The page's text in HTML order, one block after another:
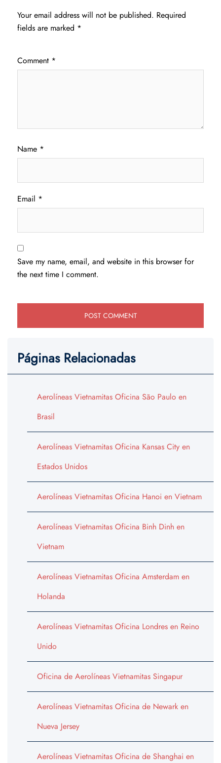
Your email address will not be published. Required
fields are marked *
Comment *
Name *
Email *
Save my name, email, and website in this browser for
the next time I comment.
Páginas Relacionadas
Aerolíneas Vietnamitas Oficina São Paulo en
Brasil
Aerolíneas Vietnamitas Oficina Kansas City en
Estados Unidos
Aerolíneas Vietnamitas Oficina Hanoi en Vietnam
Aerolíneas Vietnamitas Oficina Binh Dinh en
Vietnam
Aerolíneas Vietnamitas Oficina Amsterdam en
Holanda
Aerolíneas Vietnamitas Oficina Londres en Reino
Unido
Oficina de Aerolíneas Vietnamitas Singapur
Aerolíneas Vietnamitas Oficina de Newark en
Nueva Jersey
Aerolíneas Vietnamitas Oficina de Shanghai en